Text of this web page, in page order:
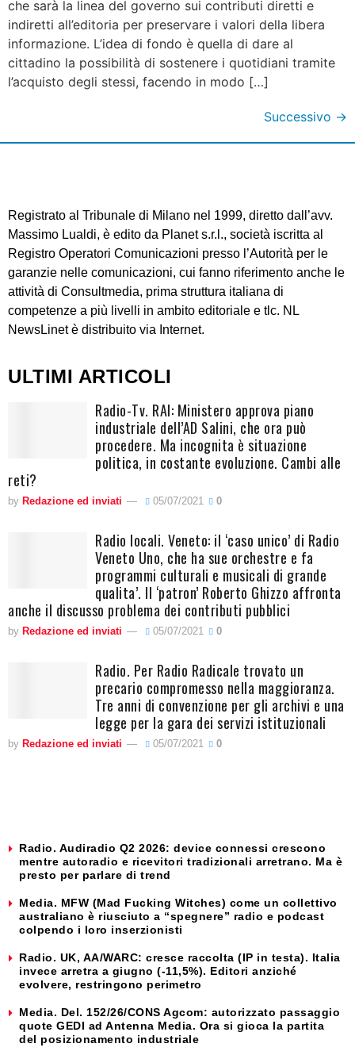
che sarà la linea del governo sui contributi diretti e
indiretti all’editoria per preservare i valori della libera
informazione. L’idea di fondo è quella di dare al
cittadino la possibilità di sostenere i quotidiani tramite
l’acquisto degli stessi, facendo in modo […]
Successivo →
Registrato al Tribunale di Milano nel 1999, diretto dall’avv.
Massimo Lualdi, è edito da Planet s.r.l., società iscritta al
Registro Operatori Comunicazioni presso l’Autorità per le
garanzie nelle comunicazioni, cui fanno riferimento anche le
attività di Consultmedia, prima struttura italiana di
competenze a più livelli in ambito editoriale e tlc. NL
NewsLinet è distribuito via Internet.
ULTIMI ARTICOLI
Radio-Tv. RAI: Ministero approva piano
industriale dell’AD Salini, che ora può
procedere. Ma incognita è situazione
politica, in costante evoluzione. Cambi alle
reti?
by Redazione ed inviati 05/07/2021 0
Radio locali. Veneto: il ‘caso unico’ di Radio
Veneto Uno, che ha sue orchestre e fa
programmi culturali e musicali di grande
qualita’. Il ‘patron’ Roberto Ghizzo affronta
anche il discusso problema dei contributi pubblici
by Redazione ed inviati 05/07/2021 0
Radio. Per Radio Radicale trovato un
precario compromesso nella maggioranza.
Tre anni di convenzione per gli archivi e una
legge per la gara dei servizi istituzionali
by Redazione ed inviati 05/07/2021 0
Radio. Audiradio Q2 2026: device connessi crescono
mentre autoradio e ricevitori tradizionali arretrano. Ma è
presto per parlare di trend
Media. MFW (Mad Fucking Witches) come un collettivo
australiano è riusciuto a “spegnere” radio e podcast
colpendo i loro inserzionisti
Radio. UK, AA/WARC: cresce raccolta (IP in testa). Italia
invece arretra a giugno (-11,5%). Editori anziché
evolvere, restringono perimetro
Media. Del. 152/26/CONS Agcom: autorizzato passaggio
quote GEDI ad Antenna Media. Ora si gioca la partita
del posizionamento industriale